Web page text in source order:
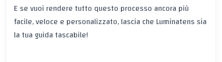
E se vuoi rendere tutto questo processo ancora più
facile, veloce e personalizzato, lascia che Luminatens sia
la tua guida tascabile!